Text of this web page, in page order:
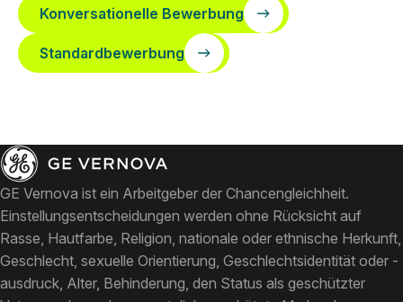
Konversationelle Bewerbung
Standardbewerbung
GE Vernova ist ein Arbeitgeber der Chancengleichheit.
Einstellungsentscheidungen werden ohne Rücksicht auf
Rasse, Hautfarbe, Religion, nationale oder ethnische Herkunft,
Geschlecht, sexuelle Orientierung, Geschlechtsidentität oder -
ausdruck, Alter, Behinderung, den Status als geschützter